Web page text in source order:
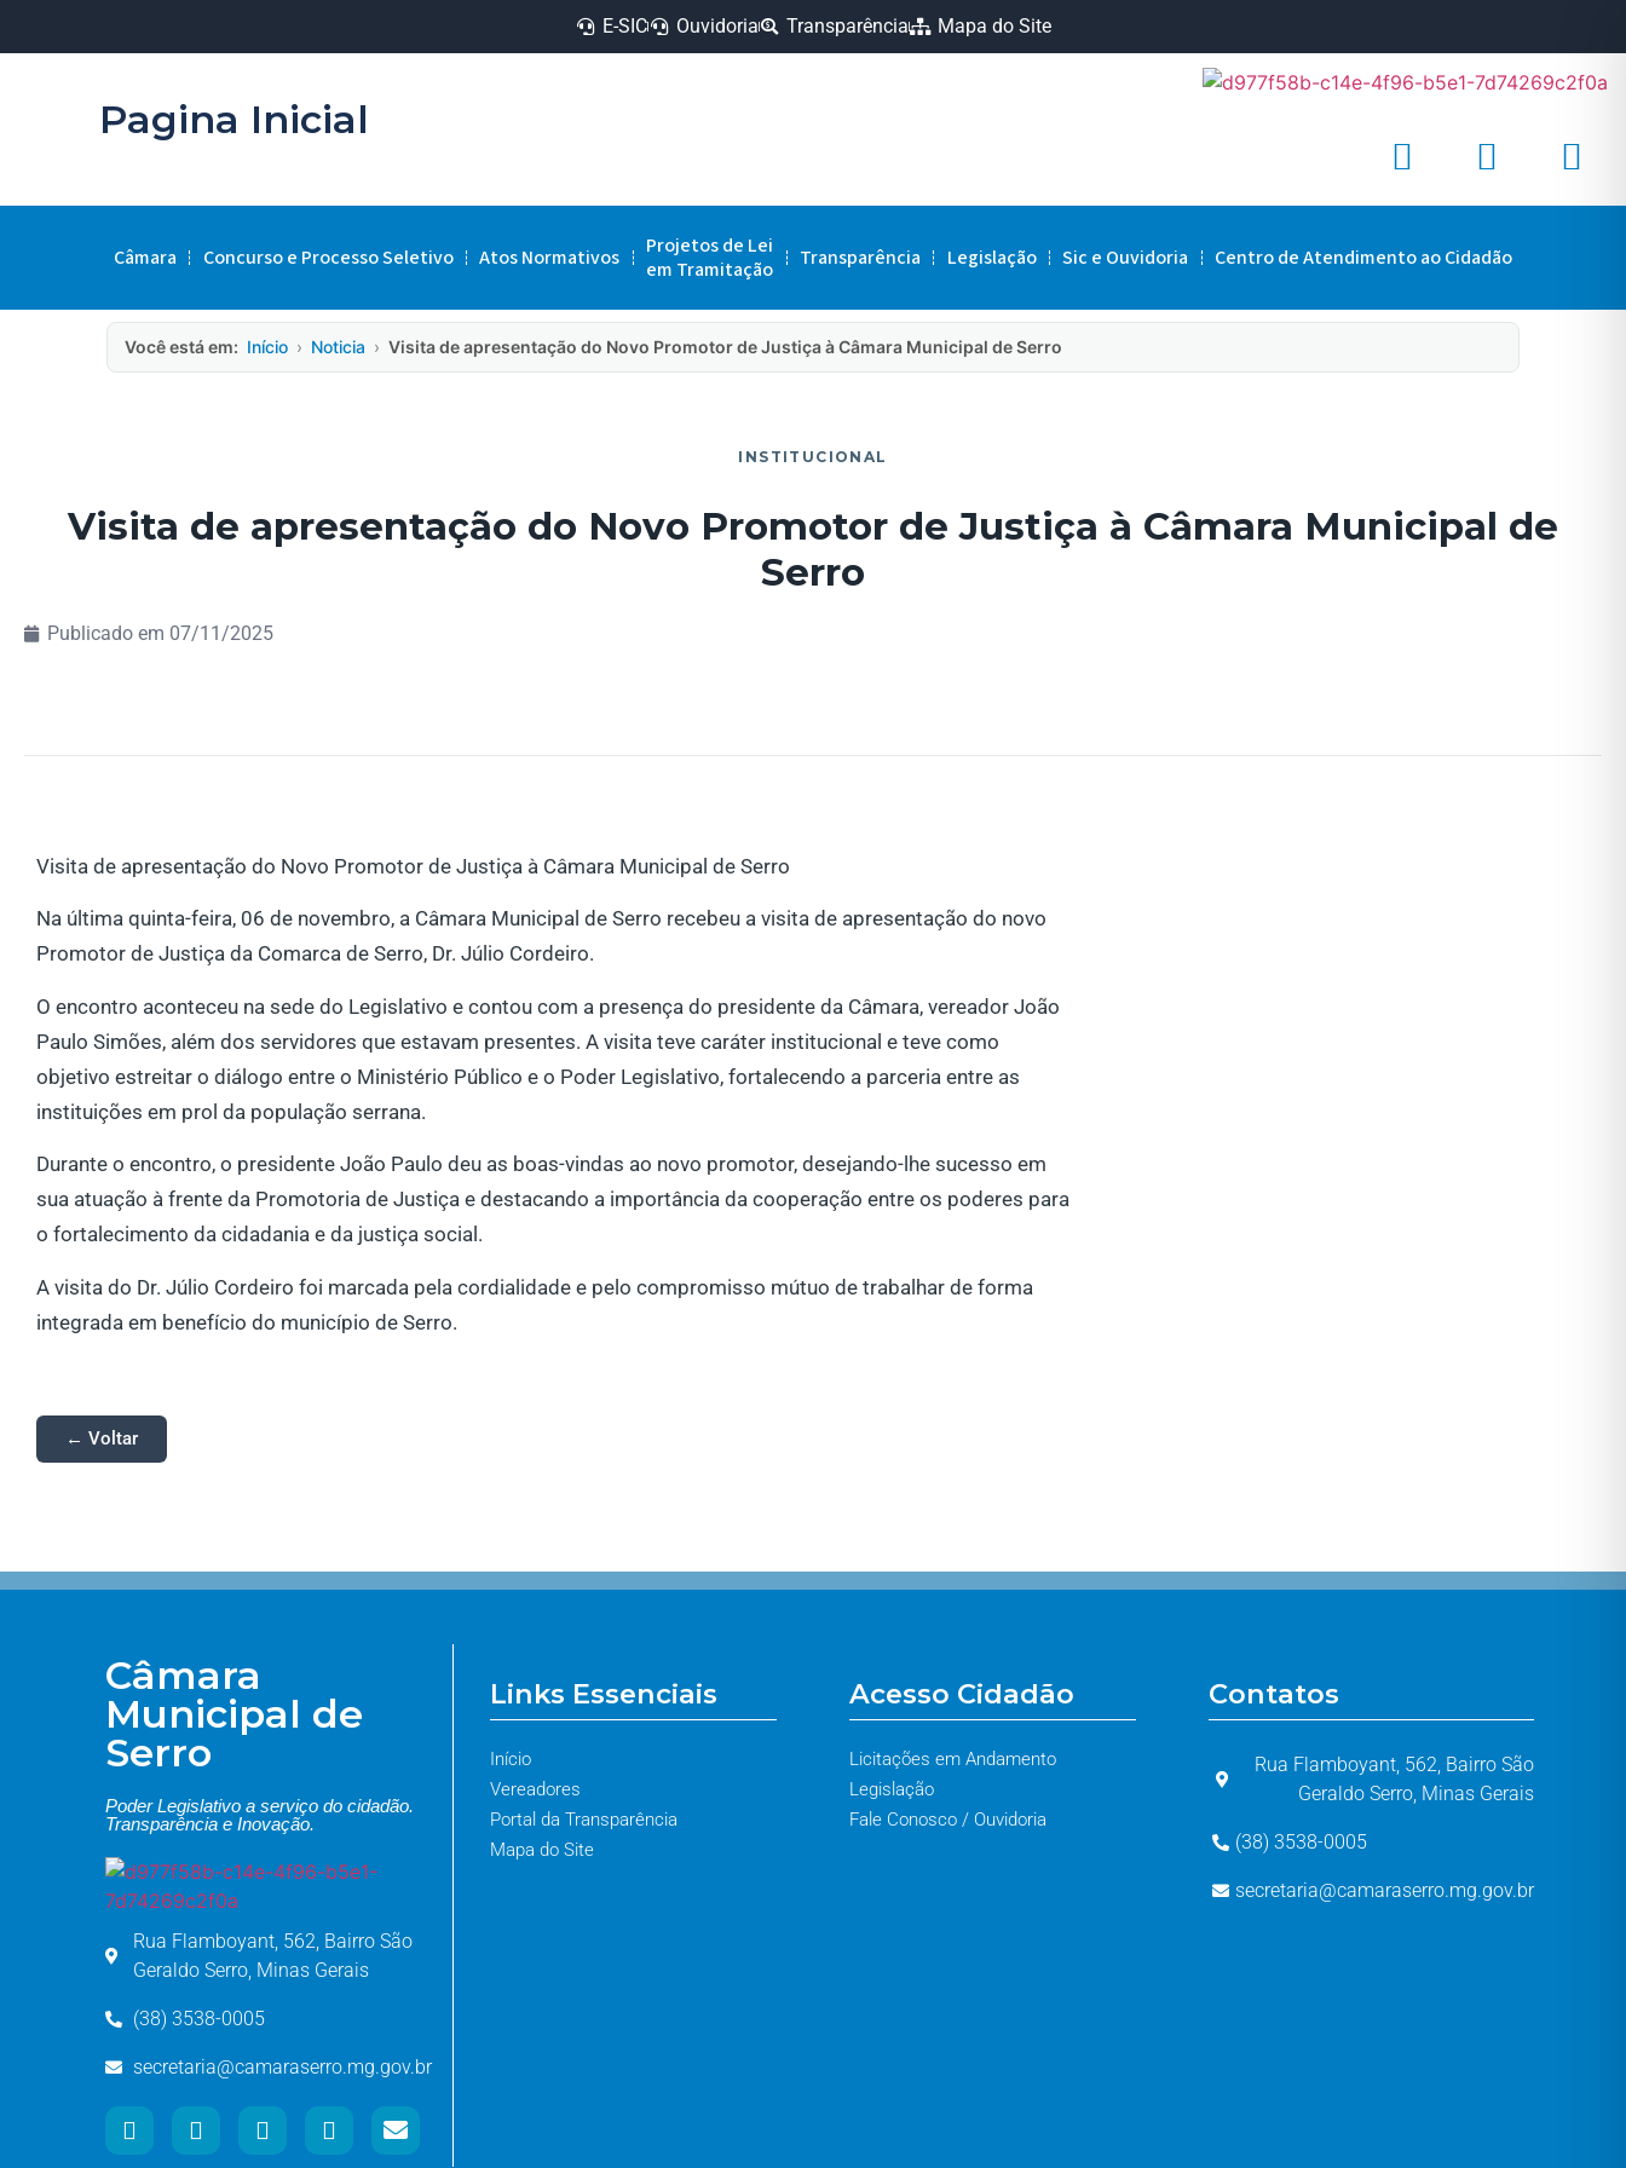
E-SIC Ouvidoria Transparência Mapa do Site
Pagina Inicial
Câmara Concurso e Processo Seletivo Atos Normativos
Projetos de Lei
em Tramitação
Transparência Legislação Sic e Ouvidoria Centro de Atendimento ao Cidadão
Você está em: Início › Noticia › Visita de apresentação do Novo Promotor de Justiça à Câmara Municipal de Serro
INSTITUCIONAL
Visita de apresentação do Novo Promotor de Justiça à Câmara Municipal de
Serro
Publicado em 07/11/2025
Visita de apresentação do Novo Promotor de Justiça à Câmara Municipal de Serro
Na última quinta-feira, 06 de novembro, a Câmara Municipal de Serro recebeu a visita de apresentação do novo
Promotor de Justiça da Comarca de Serro, Dr. Júlio Cordeiro.
O encontro aconteceu na sede do Legislativo e contou com a presença do presidente da Câmara, vereador João
Paulo Simões, além dos servidores que estavam presentes. A visita teve caráter institucional e teve como
objetivo estreitar o diálogo entre o Ministério Público e o Poder Legislativo, fortalecendo a parceria entre as
instituições em prol da população serrana.
Durante o encontro, o presidente João Paulo deu as boas-vindas ao novo promotor, desejando-lhe sucesso em
sua atuação à frente da Promotoria de Justiça e destacando a importância da cooperação entre os poderes para
o fortalecimento da cidadania e da justiça social.
A visita do Dr. Júlio Cordeiro foi marcada pela cordialidade e pelo compromisso mútuo de trabalhar de forma
integrada em benefício do município de Serro.
← Voltar
Câmara
Municipal de
Serro
Poder Legislativo a serviço do cidadão.
Transparência e Inovação.
Rua Flamboyant, 562, Bairro São
Geraldo Serro, Minas Gerais
(38) 3538-0005
secretaria@camaraserro.mg.gov.br
Links Essenciais
Início
Vereadores
Portal da Transparência
Mapa do Site
Acesso Cidadão
Licitações em Andamento
Legislação
Fale Conosco / Ouvidoria
Contatos
Rua Flamboyant, 562, Bairro São
Geraldo Serro, Minas Gerais
(38) 3538-0005
secretaria@camaraserro.mg.gov.br